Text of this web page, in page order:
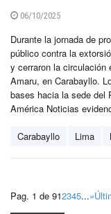
06/10/2025
Durante la jornada de
público contra la
y cerraron la circulación
Amaru, en Carabayllo.
bases hacia la sede del
América Noticias
Carabayllo Lima
Pag. 1 de 912345...»